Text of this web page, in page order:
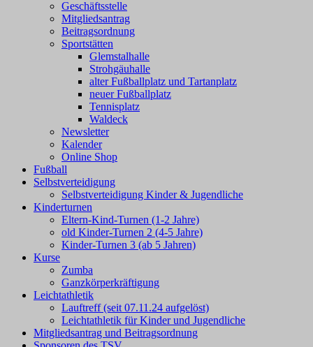
Geschäftsstelle
Mitgliedsantrag
Beitragsordnung
Sportstätten
Glemstalhalle
Strohgäuhalle
alter Fußballplatz und Tartanplatz
neuer Fußballplatz
Tennisplatz
Waldeck
Newsletter
Kalender
Online Shop
Fußball
Selbstverteidigung
Selbstverteidigung Kinder & Jugendliche
Kinderturnen
Eltern-Kind-Turnen (1-2 Jahre)
old Kinder-Turnen 2 (4-5 Jahre)
Kinder-Turnen 3 (ab 5 Jahren)
Kurse
Zumba
Ganzkörperkräftigung
Leichtathletik
Lauftreff (seit 07.11.24 aufgelöst)
Leichtathletik für Kinder und Jugendliche
Mitgliedsantrag und Beitragsordnung